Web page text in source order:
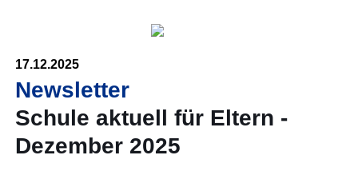
17.12.2025
Newsletter
Schule aktuell für Eltern -
Dezember 2025